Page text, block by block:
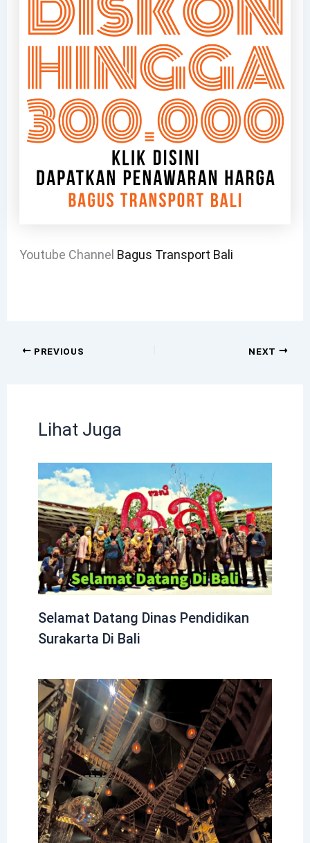
Youtube Channel Bagus Transport Bali
PREVIOUS NEXT
Lihat Juga
Selamat Datang Dinas Pendidikan
Surakarta Di Bali